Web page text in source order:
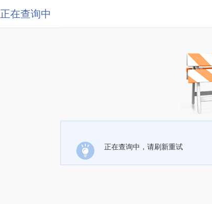
正在查询中
正在查询中，请刷新重试